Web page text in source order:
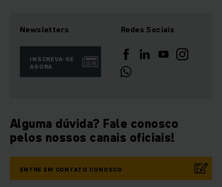
Newsletters
INSCREVA-SE
AGORA
Redes Sociais
Alguma dúvida? Fale conosco
pelos nossos canais oficiais!
ENTRE EM CONTATO CONOSCO